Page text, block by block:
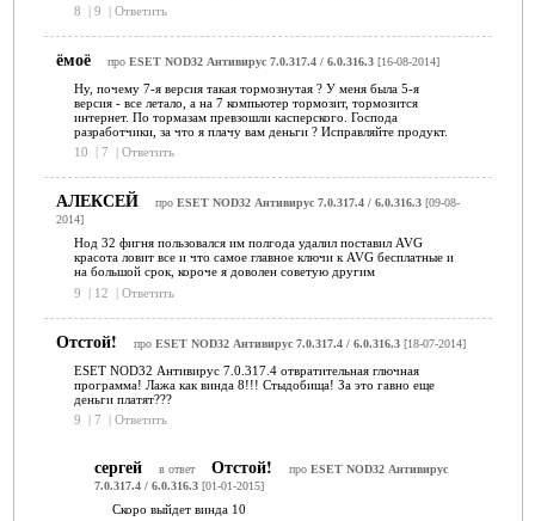
8
| 9 | Ответить
ёмоё про ESET NOD32 Антивирус 7.0.317.4 / 6.0.316.3[16-08-2014]
Ну, почему 7-я версия такая тормознутая ? У меня была 5-я
версия - все летало, а на 7 компьютер тормозит, тормозится
интернет. По тормазам превзошли касперского. Господа
разработчики, за что я плачу вам деньги ? Исправляйте продукт.
10
| 7 | Ответить
АЛЕКСЕЙ про ESET NOD32 Антивирус 7.0.317.4 / 6.0.316.3[09-08-
2014]
Нод 32 фигня пользовался им полгода удалил поставил AVG
красота ловит все и что самое главное ключи к AVG бесплатные и
на большой срок, короче я доволен советую другим
9
| 12 | Ответить
Отстой! про ESET NOD32 Антивирус 7.0.317.4 / 6.0.316.3[18-07-2014]
ESET NOD32 Антивирус 7.0.317.4 отвратительная глючная
программа! Лажа как винда 8!!! Стыдобища! За это гавно еще
деньги платят???
9
| 7 | Ответить
сергей в ответ Отстой! про ESET NOD32 Антивирус
7.0.317.4 / 6.0.316.3[01-01-2015]
Скоро выйдет винда 10